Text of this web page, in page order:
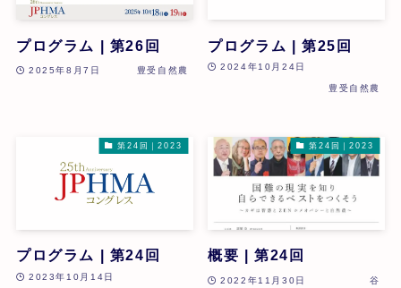
プログラム | 第26回
2025年8月7日 豊受自然農
プログラム | 第25回
2024年10月24日
豊受自然農
第24回｜2023
プログラム | 第24回
2023年10月14日
第24回｜2023
概要 | 第24回
2022年11月30日 谷